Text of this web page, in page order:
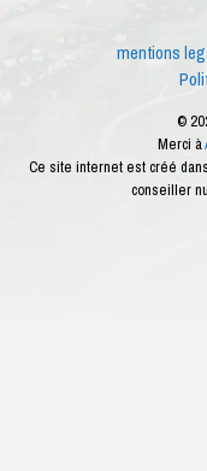
mentions
©
Merci à
Ce site internet est créé
conseiller